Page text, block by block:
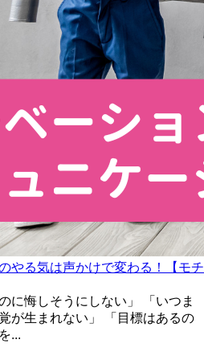
やる気は声かけで変わる！【モチ
に悔しそうにしない」 「いつま
が生まれない」 「目標はあるの
...